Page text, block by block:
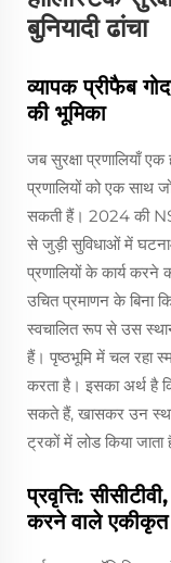
बुनियादी ढांचा
व्यापक प्रीफैब
की भूमिका
जब सुरक्षा प्रणालियाँ
प्रणालियों को एक साथ
सकती हैं। 2024 की
से जुड़ी सुविधाओं में
प्रणालियों के कार्य करने
उचित प्रमाणन के बिना
स्वचालित रूप से उस
हैं। पृष्ठभूमि में चल रहा
करता है। इसका अर्थ है
सकते हैं, खासकर उन
ट्रकों में लोड किया जाता
प्रवृत्ति:
करने वाले एकीकृत